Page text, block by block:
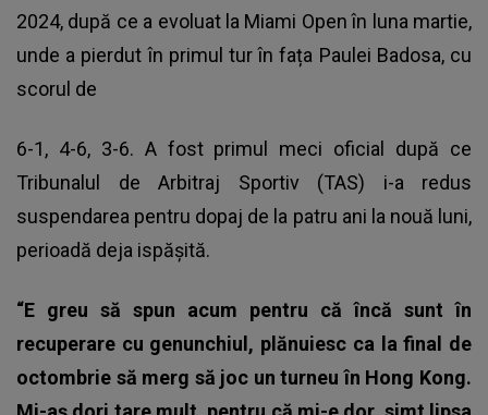
2024, după ce a evoluat la Miami Open în luna martie,
unde a pierdut în primul tur în fața Paulei Badosa, cu
scorul de
6-1, 4-6, 3-6. A fost primul meci oficial după ce
Tribunalul de Arbitraj Sportiv (TAS) i-a redus
suspendarea pentru dopaj de la patru ani la nouă luni,
perioadă deja ispășită.
“E greu să spun acum pentru că încă sunt în
recuperare cu genunchiul, plănuiesc ca la final de
octombrie să merg să joc un turneu în Hong Kong.